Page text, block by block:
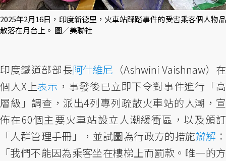
2025年2月16日，印度新德里，火車站踩踏事件的受害乘客個人物品
散落在月台上。 圖／美聯社
印度鐵道部部長阿什維尼 （Ashwini Vaishnaw）在
個人X上表示 ，事發後已立即下令對事件進行「高
層級」調查，派出4列專列疏散火車站的人潮，宣
佈在60個主要火車站設立人潮緩衝區，以及頒訂
「人群管理手冊」，並試圖為行政方的措施辯解 ：
「我們不能因為乘客坐在樓梯上而罰款。唯一的方